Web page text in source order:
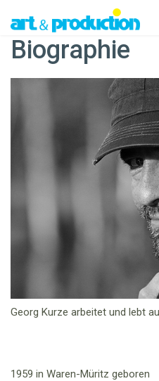
Biographie
Georg Kurze arbeitet und lebt
1959 in Waren-Müritz geboren